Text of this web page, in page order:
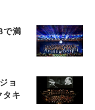
で満
ョ
タキ